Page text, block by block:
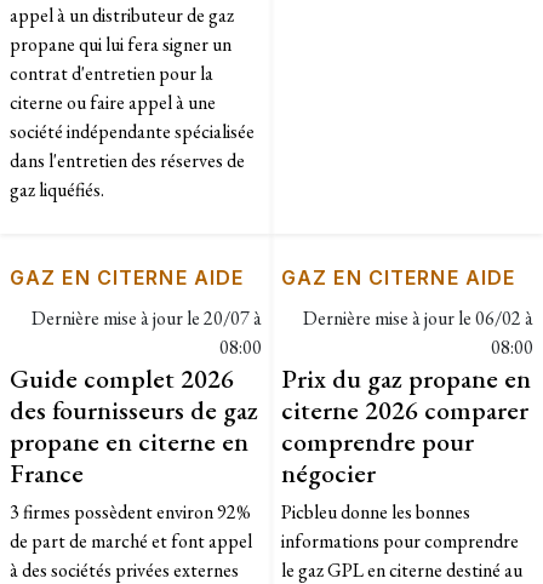
appel à un distributeur de gaz
propane qui lui fera signer un
contrat d'entretien pour la
citerne ou faire appel à une
société indépendante spécialisée
dans l'entretien des réserves de
gaz liquéfiés.
GAZ EN CITERNE AIDE
Dernière mise à jour le20/07 à
08:00
Guide complet 2026
des fournisseurs de gaz
propane en citerne en
France
3 firmes possèdent environ 92%
de part de marché et font appel
à des sociétés privées externes
GAZ EN CITERNE AIDE
Dernière mise à jour le06/02 à
08:00
Prix du gaz propane en
citerne 2026 comparer
comprendre pour
négocier
Picbleu donne les bonnes
informations pour comprendre
le gaz GPL en citerne destiné au